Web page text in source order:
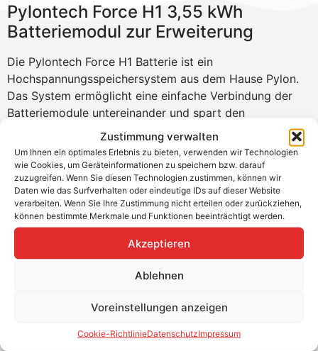
Zustimmung verwalten
Um Ihnen ein optimales Erlebnis zu bieten, verwenden wir Technologien
wie Cookies, um Geräteinformationen zu speichern bzw. darauf
zuzugreifen. Wenn Sie diesen Technologien zustimmen, können wir
Daten wie das Surfverhalten oder eindeutige IDs auf dieser Website
verarbeiten. Wenn Sie Ihre Zustimmung nicht erteilen oder zurückziehen,
können bestimmte Merkmale und Funktionen beeinträchtigt werden.
Akzeptieren
Ablehnen
Voreinstellungen anzeigen
Cookie-RichtlinieDatenschutzImpressum
Pylontech Force H1 3,55 kWh
Batteriemodul zur Erweiterung
Die Pylontech Force H1 Batterie ist ein
Hochspannungsspeichersystem aus dem Hause Pylon.
Das System ermöglicht eine einfache Verbindung der
Batteriemodule untereinander und spart den
Installateuren wertvolle Zeit. Das Stapelsystem bietet
flexible Konfigurationen von 96 V bis 336 V und
Kapazitäten von 7,1 kWh bis 149,2 kWh. Dank der
breiten Kompatibilität mit namenhaften
Wechselrichterherstellern wie Kostal kann der Pylontech
Speicher in diversen Kombinationen verbaut werden.
Produktvorteile Pylontech Force H1 3,55
kWh Batteriemodul
Breite Wechselrichter-Kompatibilität